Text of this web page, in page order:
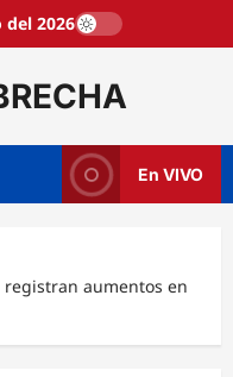
2026
En VIVO
registran aumentos en